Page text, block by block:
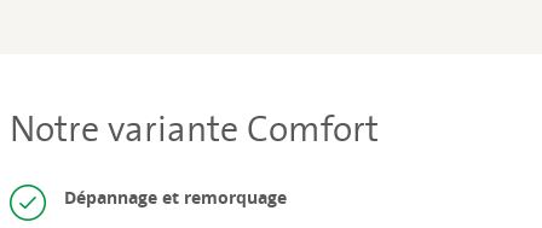
Notre variante Comfort
Dépannage et remorquage